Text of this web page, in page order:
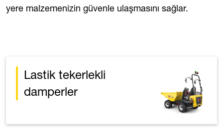
yere malzemenizin güvenle ulaşmasını sağlar.
Lastik tekerlekli
damperler